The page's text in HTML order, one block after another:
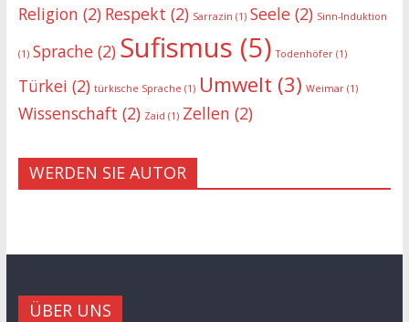
Religion (2) Respekt (2) Sarrazin (1) Seele(2) Sinn-Induktion
(1) Sprache(2) Sufismus (5) Todenhöfer(1)
Türkei (2) türkische Sprache (1) Umwelt (3) Weimar(1)
Wissenschaft (2) Zaid (1) Zellen (2)
WERDEN SIE AUTOR
ÜBER UNS